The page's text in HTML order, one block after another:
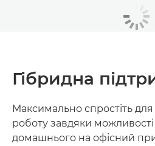
Гібридна
Максимально спростіть
роботу завдяки
домашнього на офісний